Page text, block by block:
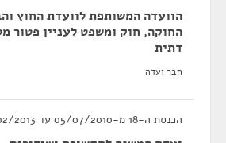
הוועדה המשותפת לוועדת החוץ
החוקה, חוק ומשפט לעניין פטור
דתית
חבר ועדה
הכנסת ה-18 מ-05/07/2010 עד 05/02/2013